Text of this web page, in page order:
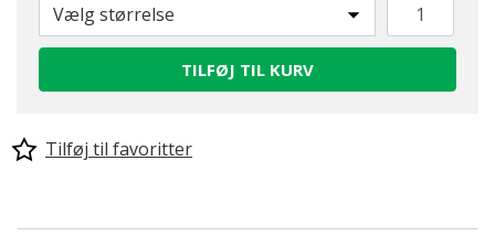
Vælg størrelse
TILFØJ TIL KURV
Tilføj til favoritter